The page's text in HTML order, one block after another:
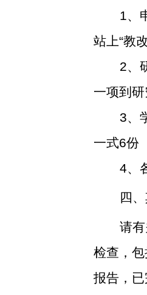
1、
站上“教
2、
一项到
3、
一式6份
4、
四
请
检查，
报告，